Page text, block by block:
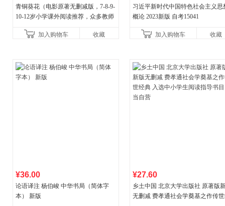
青铜葵花（电影原著无删减版，7-8-9-
10-12岁小学课外阅读推荐，众多教师
加入购物车
收藏
习近平新时代中国特色社会主义思
概论 2023新版 自考15041
加入购物车 收藏
¥36.00
论语译注 杨伯峻 中华书局（简体字
本） 新版
¥27.60
乡土中国 北京大学出版社 原著版
无删减 费孝通社会学奠基之作传